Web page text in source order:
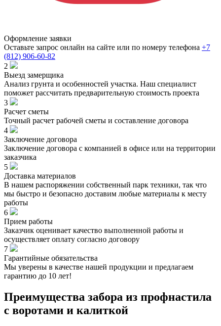
Оформление заявки
Оставьте запрос онлайн на сайте или по номеру телефона +7
(812) 906-60-82
2
Выезд замерщика
Анализ грунта и особенностей участка. Наш специалист
поможет рассчитать предварительную стоимость проекта
3
Расчет сметы
Точный расчет рабочей сметы и составление договора
4
Заключение договора
Заключение договора с компанией в офисе или на территории
заказчика
5
Доставка материалов
В нашем распоряжении собственный парк техники, так что
мы быстро и безопасно доставим любые материалы к месту
работы
6
Прием работы
Заказчик оценивает качество выполненной работы и
осуществляет оплату согласно договору
7
Гарантийные обязательства
Мы уверены в качестве нашей продукции и предлагаем
гарантию до 10 лет!
Преимущества забора из профнастила
с воротами и калиткой